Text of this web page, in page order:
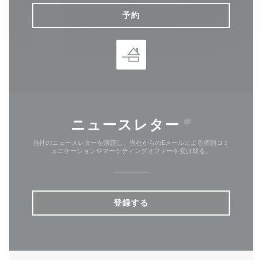
予約
ニュースレター *
当社のニュースレターを購読し、当社からのEメールによる個別コミ
ュニケーションやマーケティングオファーを受け取る。
登録する